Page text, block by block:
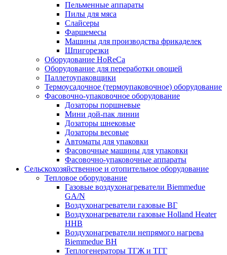
Пельменные аппараты
Пилы для мяса
Слайсеры
Фаршемесы
Машины для производства фрикаделек
Шпигорезки
Оборудование HoReCa
Оборудование для переработки овощей
Паллетоупаковщики
Термоусадочное (термоупаковочное) оборудование
Фасовочно-упаковочное оборудование
Дозаторы поршневые
Мини дой-пак линии
Дозаторы шнековые
Дозаторы весовые
Автоматы для упаковки
Фасовочные машины для упаковки
Фасовочно-упаковочные аппараты
Сельскохозяйственное и отопительное оборудование
Тепловое оборудование
Газовые воздухонагреватели Biemmedue
GA/N
Воздухонагреватели газовые ВГ
Воздухонагреватели газовые Holland Heater
HHB
Воздухонагреватели непрямого нагрева
Biemmedue BH
Теплогенераторы ТГЖ и ТГГ